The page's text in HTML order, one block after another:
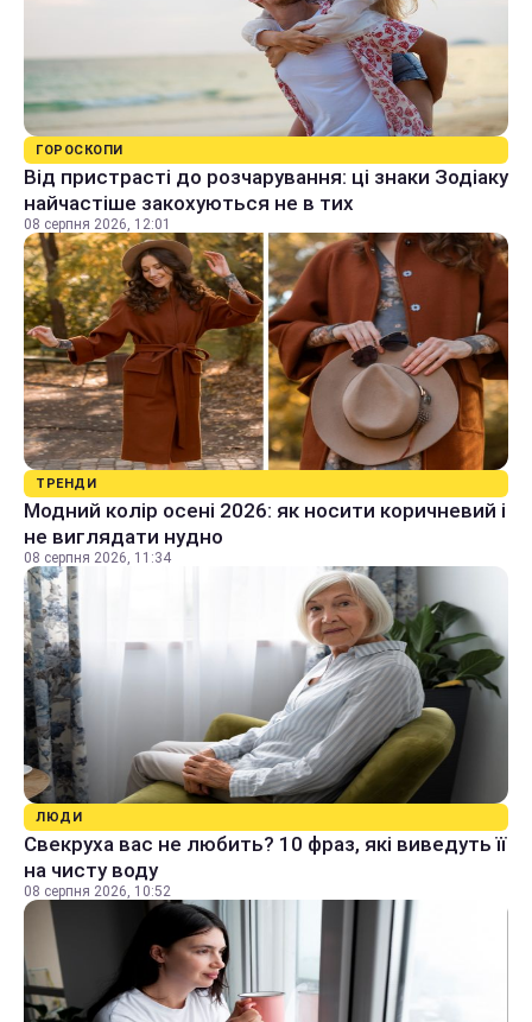
ГОРОСКОПИ
Від пристрасті до розчарування: ці знаки Зодіаку
найчастіше закохуються не в тих
08 серпня 2026, 12:01
ТРЕНДИ
Модний колір осені 2026: як носити коричневий і
не виглядати нудно
08 серпня 2026, 11:34
ЛЮДИ
Свекруха вас не любить? 10 фраз, які виведуть її
на чисту воду
08 серпня 2026, 10:52